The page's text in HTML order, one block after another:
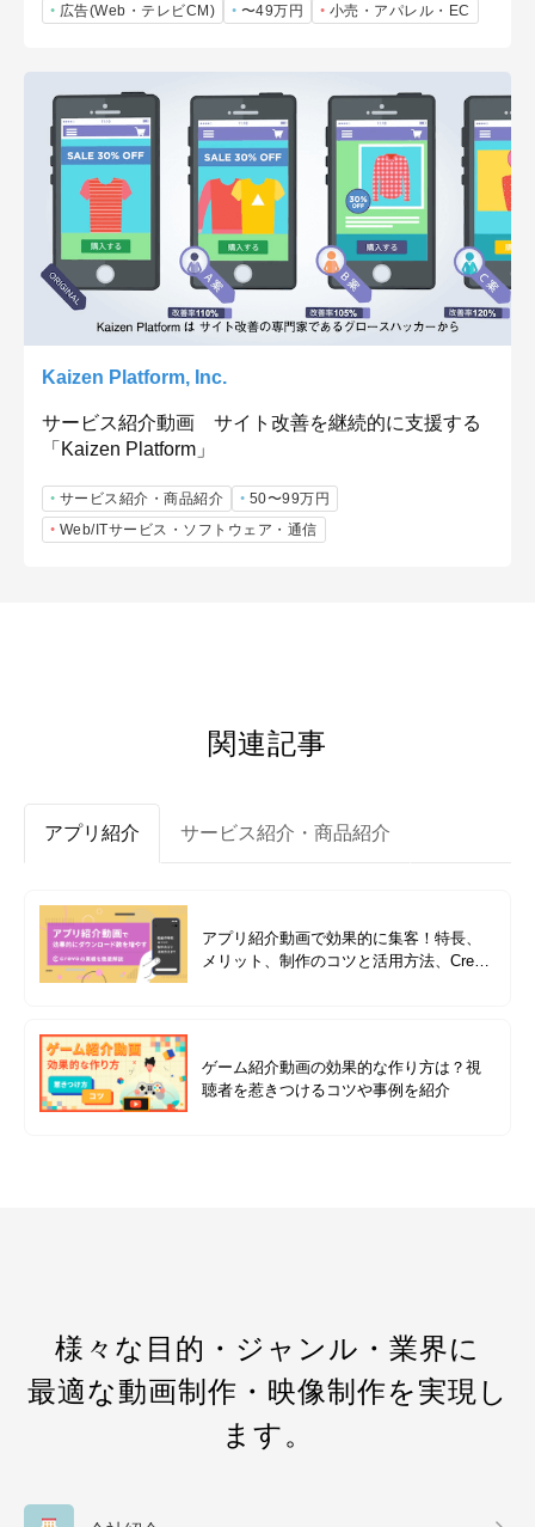
広告(Web・テレビCM)
〜49万円 小売・アパレル・EC
Kaizen Platform, Inc.
サービス紹介動画 サイト改善を継続的に支援する
「Kaizen Platform」
サービス紹介・商品紹介
50〜99万円
Web/ITサービス・ソフトウェア・通信
関連記事
アプリ紹介 サービス紹介・商品紹介
アプリ紹介動画で効果的に集客！特長、
メリット、制作のコツと活用方法、Crevo
ゲーム紹介動画の効果的な作り方は？視
聴者を惹きつけるコツや事例を紹介
様々な目的・ジャンル・業界に
最適な動画制作・映像制作を実現し
ます。